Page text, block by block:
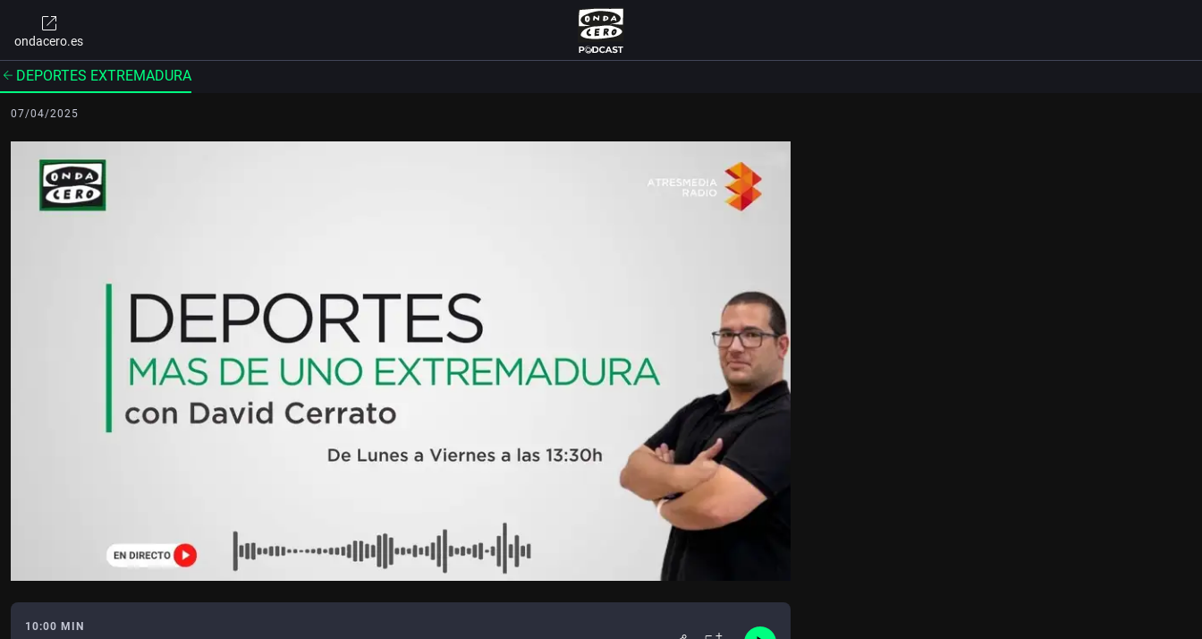
ondacero.es
DEPORTES EXTREMADURA
07/04/2025
10:00 MIN